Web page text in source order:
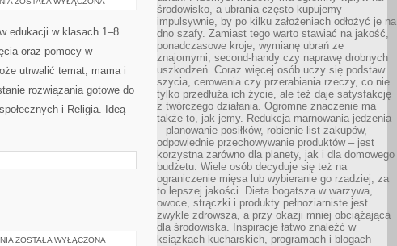
INNE
JĘZYKI
edukacji w klasach 1–8
oraz pomocy w
utrwalić temat, mama i
rozwiązania gotowe do
i Religia. Ideą
PORADNIKI
ZOSTAŁA WYŁĄCZONA
środowisko, a ubrania często kupujemy
impulsywnie, by po kilku założeniach odłożyć je na
dno szafy. Zamiast tego warto stawiać na jakość,
ponadczasowe kroje, wymianę ubrań ze
znajomymi, second-handy czy naprawę drobnych
uszkodzeń. Coraz więcej osób uczy się podstaw
szycia, cerowania czy przerabiania rzeczy, co nie
tylko przedłuża ich życie, ale też daje satysfakcję
z twórczego działania. Ogromne znaczenie ma
także to, jak jemy. Redukcja marnowania jedzenia
– planowanie posiłków, robienie list zakupów,
odpowiednie przechowywanie produktów – jest
korzystna zarówno dla planety, jak i dla domowego
budżetu. Wiele osób decyduje się też na
ograniczenie mięsa lub wybieranie go rzadziej, za
to lepszej jakości. Dieta bogatsza w warzywa,
owoce, strączki i produkty pełnoziarniste jest
zwykle zdrowsza, a przy okazji mniej obciążająca
dla środowiska. Inspiracje łatwo znaleźć w
książkach kucharskich, programach i blogach